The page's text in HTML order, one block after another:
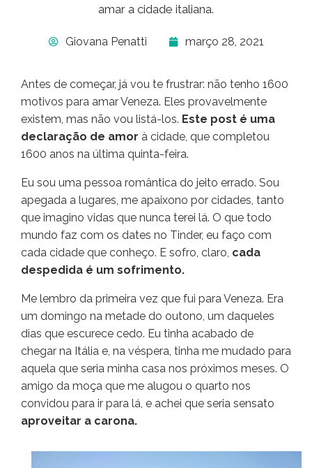
amar a cidade italiana.
Giovana Penatti março 28, 2021
Antes de começar, já vou te frustrar: não tenho 1600
motivos para amar Veneza. Eles provavelmente
existem, mas não vou listá-los. Este post é uma
declaração de amor à cidade, que completou
1600 anos na última quinta-feira.
Eu sou uma pessoa romântica do jeito errado. Sou
apegada a lugares, me apaixono por cidades, tanto
que imagino vidas que nunca terei lá. O que todo
mundo faz com os dates no Tinder, eu faço com
cada cidade que conheço. E sofro, claro, cada
despedida é um sofrimento.
Me lembro da primeira vez que fui para Veneza. Era
um domingo na metade do outono, um daqueles
dias que escurece cedo. Eu tinha acabado de
chegar na Itália e, na véspera, tinha me mudado para
aquela que seria minha casa nos próximos meses. O
amigo da moça que me alugou o quarto nos
convidou para ir para lá, e achei que seria sensato
aproveitar a carona.